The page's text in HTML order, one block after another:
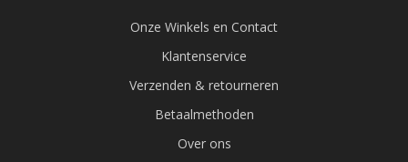
Onze Winkels en Contact
Klantenservice
Verzenden & retourneren
Betaalmethoden
Over ons